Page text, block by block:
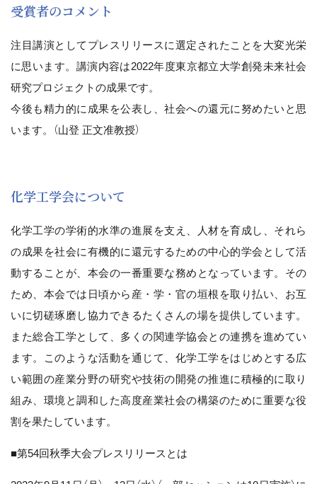
受賞者のコメント
注目講演としてプレスリリースに選定されたことを大変光栄
に思います。講演内容は2022年度東京都立大学創発未来社会
研究プロジェクトの成果です。
今後も精力的に成果を公表し、社会への還元に努めたいと思
います。（山登 正文准教授）
化学工学会について
化学工学の学術的水準の進展を支え、人材を育成し、それら
の成果を社会に有機的に還元するための中心的学会として活
動することが、本会の一番重要な務めとなっています。その
ため、本会では日頃から産・学・官の垣根を取り払い、お互
いに切磋琢磨し協力できるたくさんの場を提供しています。
また総合工学として、多くの関連学協会との連携を進めてい
ます。このような活動を通じて、化学工学をはじめとする広
い範囲の産業分野の研究や技術の開発の推進に積極的に取り
組み、環境と調和した高度産業社会の構築のために重要な役
割を果たしています。
■第54回秋季大会プレスリリースとは